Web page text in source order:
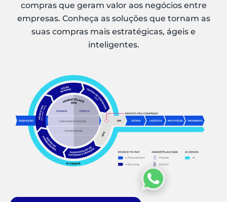
compras que geram valor aos negócios entre
empresas. Conheça as soluções que tornam as
suas compras mais estratégicas, ágeis e
inteligentes.